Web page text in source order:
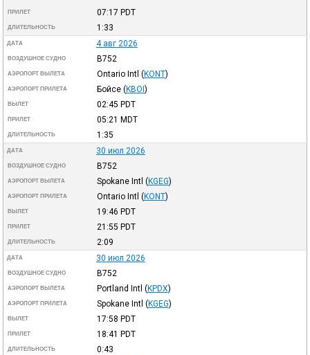
ПРИЛЕТ 07:17 PDT
ДЛИТЕЛЬНОСТЬ 1:33
ДАТА 4 авг 2026
ВОЗДУШНОЕ СУДНО B752
АЭРОПОРТ ВЫЛЕТА Ontario Intl (KONT)
АЭРОПОРТ ПРИЛЕТА Бойсе (KBOI)
ВЫЛЕТ 02:45 PDT
ПРИЛЕТ 05:21 MDT
ДЛИТЕЛЬНОСТЬ 1:35
ДАТА 30 июл 2026
ВОЗДУШНОЕ СУДНО B752
АЭРОПОРТ ВЫЛЕТА Spokane Intl (KGEG)
АЭРОПОРТ ПРИЛЕТА Ontario Intl (KONT)
ВЫЛЕТ 19:46 PDT
ПРИЛЕТ 21:55 PDT
ДЛИТЕЛЬНОСТЬ 2:09
ДАТА 30 июл 2026
ВОЗДУШНОЕ СУДНО B752
АЭРОПОРТ ВЫЛЕТА Portland Intl (KPDX)
АЭРОПОРТ ПРИЛЕТА Spokane Intl (KGEG)
ВЫЛЕТ 17:58 PDT
ПРИЛЕТ 18:41 PDT
ДЛИТЕЛЬНОСТЬ 0:43